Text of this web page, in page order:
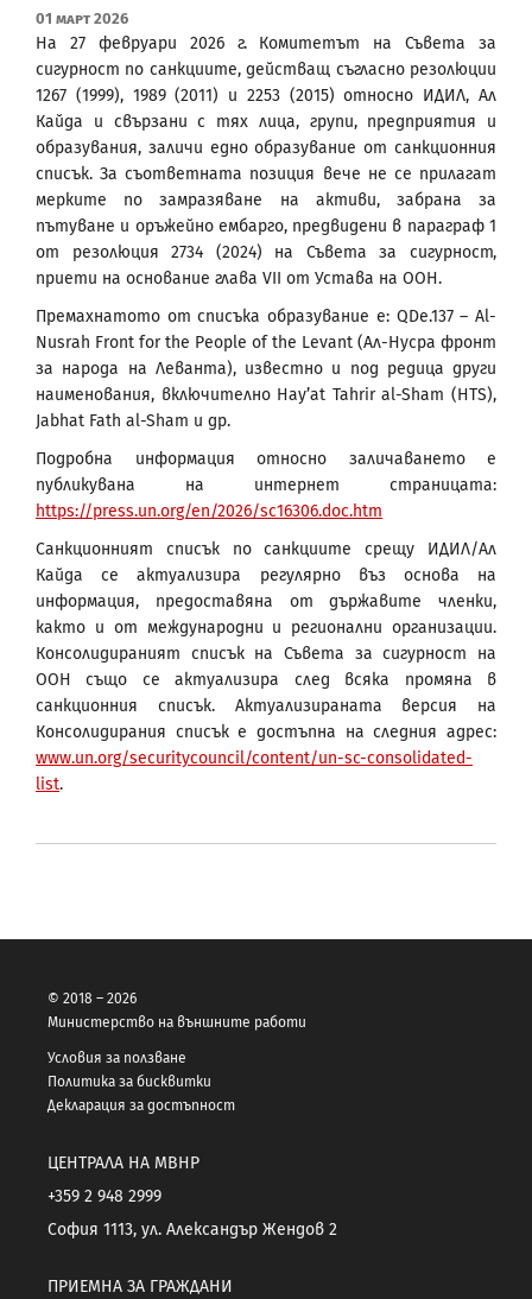
01 Март 2026
На 27 февруари 2026 г. Комитетът на Съвета за
сигурност по санкциите, действащ съгласно резолюции
1267 (1999), 1989 (2011) и 2253 (2015) относно ИДИЛ, Ал
Кайда и свързани с тях лица, групи, предприятия и
образувания, заличи едно образувание от санкционния
списък. За съответната позиция вече не се прилагат
мерките по замразяване на активи, забрана за
пътуване и оръжейно ембарго, предвидени в параграф 1
от резолюция 2734 (2024) на Съвета за сигурност,
приети на основание глава VII от Устава на ООН.
Премахнатото от списъка образувание е: QDe.137 – Al-
Nusrah Front for the People of the Levant (Ал-Нусра фронт
за народа на Леванта), известно и под редица други
наименования, включително Hay’at Tahrir al-Sham (HTS),
Jabhat Fath al-Sham и др.
Подробна информация относно заличаването е
публикувана на интернет страницата:
https://press.un.org/en/2026/sc16306.doc.htm
Санкционният списък по санкциите срещу ИДИЛ/Ал
Кайда се актуализира регулярно въз основа на
информация, предоставяна от държавите членки,
както и от международни и регионални организации.
Консолидираният списък на Съвета за сигурност на
ООН също се актуализира след всяка промяна в
санкционния списък. Актуализираната версия на
Консолидирания списък е достъпна на следния адрес:
www.un.org/securitycouncil/content/un-sc-consolidated-
list.
© 2018 – 2026
Министерство на външните работи
Условия за ползване
Политика за бисквитки
Декларация за достъпност
ЦЕНТРАЛА НА МВНР
+359 2 948 2999
София 1113, ул. Александър Жендов 2
ПРИЕМНА ЗА ГРАЖДАНИ